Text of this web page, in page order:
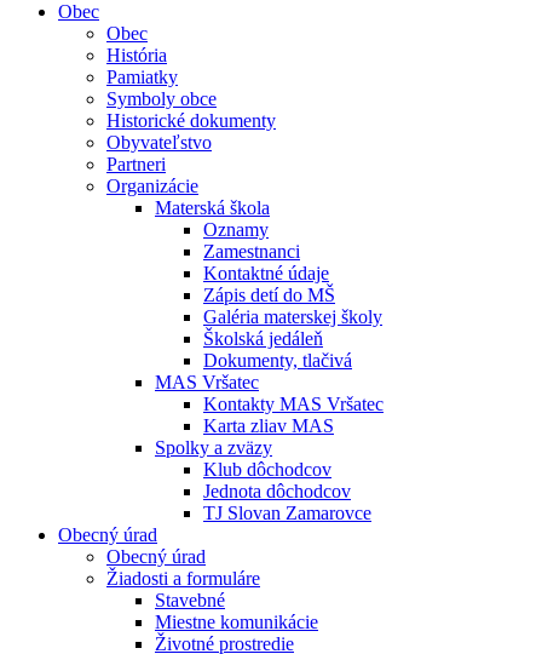
Obec
Obec
História
Pamiatky
Symboly obce
Historické dokumenty
Obyvateľstvo
Partneri
Organizácie
Materská škola
Oznamy
Zamestnanci
Kontaktné údaje
Zápis detí do MŠ
Galéria materskej školy
Školská jedáleň
Dokumenty, tlačivá
MAS Vršatec
Kontakty MAS Vršatec
Karta zliav MAS
Spolky a zväzy
Klub dôchodcov
Jednota dôchodcov
TJ Slovan Zamarovce
Obecný úrad
Obecný úrad
Žiadosti a formuláre
Stavebné
Miestne komunikácie
Životné prostredie